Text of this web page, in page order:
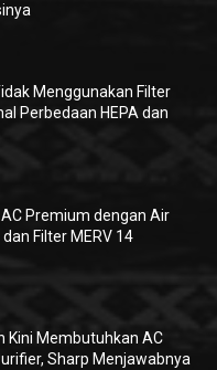
Menggunakan Filter
Perbedaan HEPA dan
AC Premium dengan Air
Filter MERV 14
Kini Membutuhkan AC
Sharp Menjawabnya